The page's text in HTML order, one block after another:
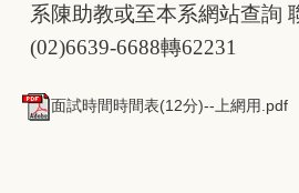
系陳助教或至本系網站查詢
(02)6639-6688轉62231
面試時間時間表(12分)--上網用.pdf